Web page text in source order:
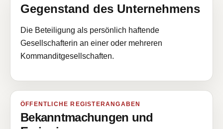
Gegenstand des Unternehmens
Die Beteiligung als persönlich haftende
Gesellschafterin an einer oder mehreren
Kommanditgesellschaften.
ÖFFENTLICHE REGISTERANGABEN
Bekanntmachungen und